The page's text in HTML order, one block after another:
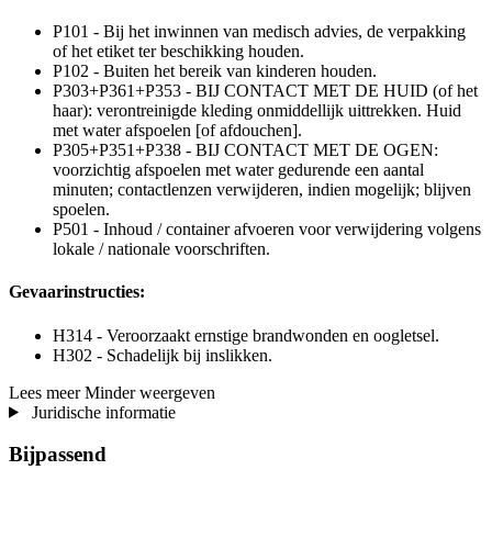
P101 - Bij het inwinnen van medisch advies, de verpakking
of het etiket ter beschikking houden.
P102 - Buiten het bereik van kinderen houden.
P303+P361+P353 - BIJ CONTACT MET DE HUID (of het
haar): verontreinigde kleding onmiddellijk uittrekken. Huid
met water afspoelen [of afdouchen].
P305+P351+P338 - BIJ CONTACT MET DE OGEN:
voorzichtig afspoelen met water gedurende een aantal
minuten; contactlenzen verwijderen, indien mogelijk; blijven
spoelen.
P501 - Inhoud / container afvoeren voor verwijdering volgens
lokale / nationale voorschriften.
Gevaarinstructies:
H314 - Veroorzaakt ernstige brandwonden en oogletsel.
H302 - Schadelijk bij inslikken.
Lees meer Minder weergeven
Juridische informatie
Bijpassend